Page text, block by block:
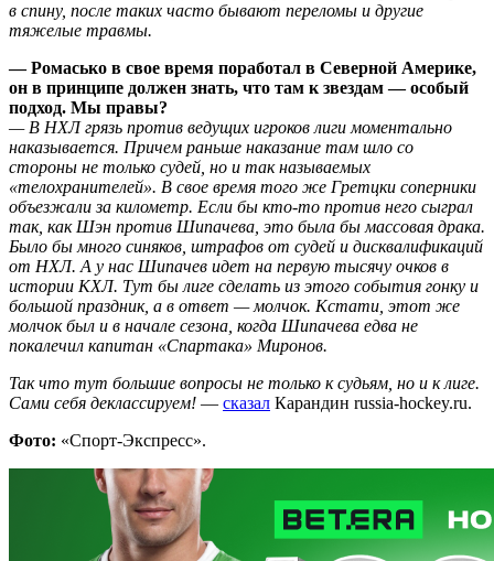
в спину, после таких часто бывают переломы и другие
тяжелые травмы.
— Ромасько в свое время поработал в Северной Америке,
он в принципе должен знать, что там к звездам — особый
подход. Мы правы?
— В НХЛ грязь против ведущих игроков лиги моментально
наказывается. Причем раньше наказание там шло со
стороны не только судей, но и так называемых
«телохранителей». В свое время того же Гретцки соперники
объезжали за километр. Если бы кто-то против него сыграл
так, как Шэн против Шипачева, это была бы массовая драка.
Было бы много синяков, штрафов от судей и дисквалификаций
от НХЛ. А у нас Шипачев идет на первую тысячу очков в
истории КХЛ. Тут бы лиге сделать из этого события гонку и
большой праздник, а в ответ — молчок. Кстати, этот же
молчок был и в начале сезона, когда Шипачева едва не
покалечил капитан «Спартака» Миронов.
Так что тут большие вопросы не только к судьям, но и к лиге.
Сами себя деклассируем! — сказал Карандин russia-hockey.ru.
Фото: «Спорт-Экспресс».